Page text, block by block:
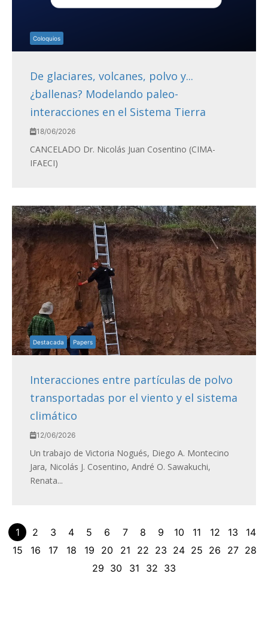
Coloquios
De glaciares, volcanes, polvo y...
¿ballenas? Modelando paleo-
interacciones en el Sistema Tierra
18/06/2026
CANCELADO Dr. Nicolás Juan Cosentino (CIMA-
IFAECI)
Destacada Papers
Interacciones entre partículas de polvo
transportadas por el viento y el sistema
climático
12/06/2026
Un trabajo de Victoria Nogués, Diego A. Montecino
Jara, Nicolás J. Cosentino, André O. Sawakuchi,
Renata...
1 2 3 4 5 6 7 8 9 10 11 12 13
14
15
16 17 18 19 20 21 22 23 24 25 26 27 28
29 30 31 32 33